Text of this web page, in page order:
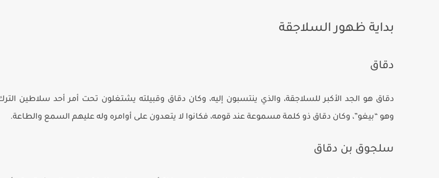
بداية ظهور السلاجقة
دقاق
دقاق هو الجد الأكبر للسلاجقة، والذي ينتسبون إليه، وكان دقاق وقبيلته يشتغلون تحت أمر أحد سلاطين
وهو “بيغو”، وكان دقاق ذو كلمة مسموعة عند قومه، فكانوا لا يتعدون على أوامره وله عليهم السمع والطاعة.
سلجوق بن دقاق